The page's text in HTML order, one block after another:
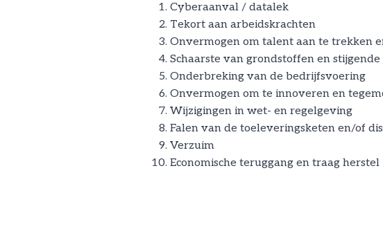
Cyberaanval / datalek
Tekort aan arbeidskrachten
Onvermogen om talent aan te trekken
Schaarste van grondstoffen en
Onderbreking van de bedrijfsvoering
Onvermogen om te innoveren en
Wijzigingen in wet- en regelgeving
Falen van de toeleveringsketen en/of
Verzuim
Economische teruggang en traag herstel